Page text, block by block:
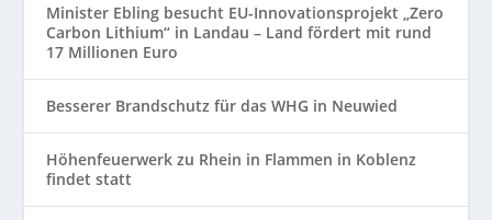
Minister Ebling besucht EU-Innovationsprojekt „Zero
Carbon Lithium“ in Landau – Land fördert mit rund
17 Millionen Euro
Besserer Brandschutz für das WHG in Neuwied
Höhenfeuerwerk zu Rhein in Flammen in Koblenz
findet statt